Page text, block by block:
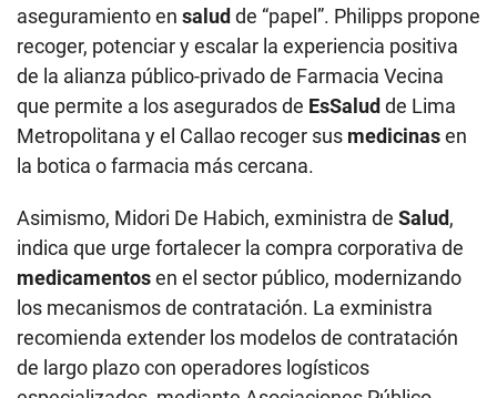
aseguramiento en salud de “papel”. Philipps propone
recoger, potenciar y escalar la experiencia positiva
de la alianza público-privado de Farmacia Vecina
que permite a los asegurados de EsSalud de Lima
Metropolitana y el Callao recoger sus medicinasen
la botica o farmacia más cercana.
Asimismo, Midori De Habich, exministra de Salud,
indica que urge fortalecer la compra corporativa de
medicamentosen el sector público, modernizando
los mecanismos de contratación. La exministra
recomienda extender los modelos de contratación
de largo plazo con operadores logísticos